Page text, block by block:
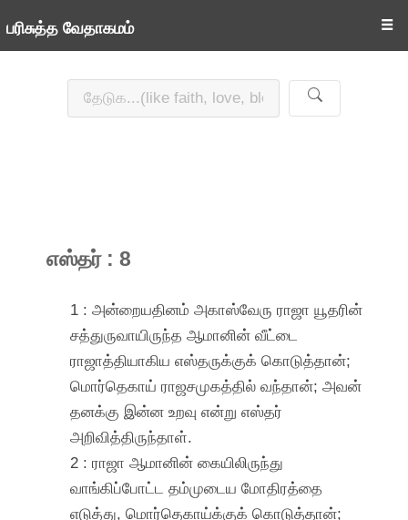
பரிசுத்த வேதாகமம் ☰
எஸ்தர் : 8
1 : அன்றையதினம் அகாஸ்வேரு ராஜா யூதரின்
சத்துருவாயிருந்த ஆமானின் வீட்டை
ராஜாத்தியாகிய எஸ்தருக்குக் கொடுத்தான்;
மொர்தெகாய் ராஜசமுகத்தில் வந்தான்; அவன்
தனக்கு இன்ன உறவு என்று எஸ்தர்
அறிவித்திருந்தாள்.
2 : ராஜா ஆமானின் கையிலிருந்து
வாங்கிப்போட்ட தம்முடைய மோதிரத்தை
எடுத்து, மொர்தெகாய்க்குக் கொடுத்தான்;